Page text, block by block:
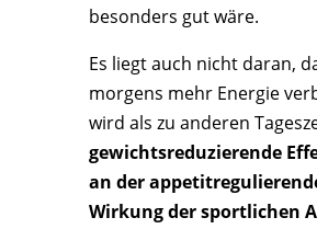
besonders gut wäre.
Es liegt auch nicht daran,
morgens mehr Energie
wird als zu anderen
gewichtsreduzierende
an der
Wirkung der sportlichen